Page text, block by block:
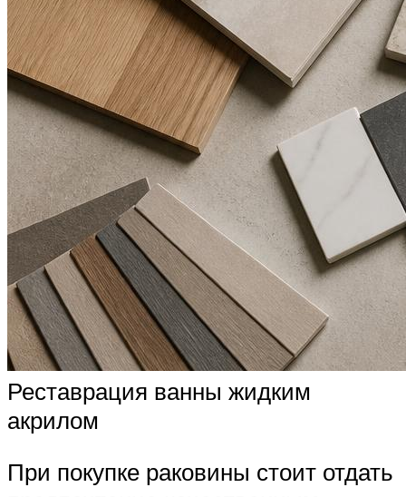
Реставрация ванны жидким
акрилом
При покупке раковины стоит отдать